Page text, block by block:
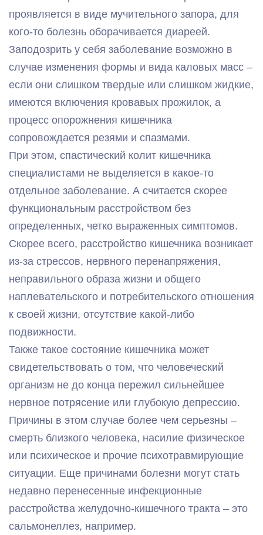
проявляется в виде мучительного запора, для
кого-то болезнь оборачивается диареей.
Заподозрить у себя заболевание возможно в
случае изменения формы и вида каловых масс –
если они слишком твердые или слишком жидкие,
имеются включения кровавых прожилок, а
процесс опорожнения кишечника
сопровождается резями и спазмами.
При этом, спастический колит кишечника
специалистами не выделяется в какое-то
отдельное заболевание. А считается скорее
функциональным расстройством без
определенных, четко выраженных симптомов.
Скорее всего, расстройство кишечника возникает
из-за стрессов, нервного перенапряжения,
неправильного образа жизни и общего
наплевательского и потребительского отношения
к своей жизни, отсутствие какой-либо
подвижности.
Также такое состояние кишечника может
свидетельствовать о том, что человеческий
организм не до конца пережил сильнейшее
нервное потрясение или глубокую депрессию.
Причины в этом случае более чем серьезны –
смерть близкого человека, насилие физическое
или психическое и прочие психотравмирующие
ситуации. Еще причинами болезни могут стать
недавно перенесенные инфекционные
расстройства желудочно-кишечного тракта – это
сальмонеллез, например.